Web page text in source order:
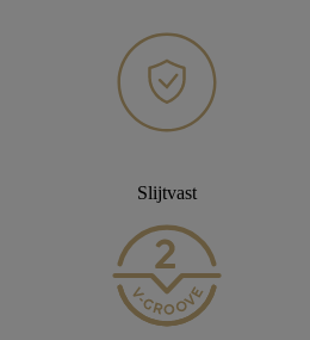
Slijtvast